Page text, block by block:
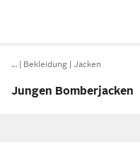
… Bekleidung Jacken
Jungen Bomberjacken